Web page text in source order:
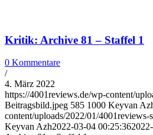
Kritik: Archive 81 – Staffel 1
0 Kommentare
/
4. März 2022
https://4001reviews.de/wp-content/
Beitragsbild.jpeg 585 1000 Keyvan
content/uploads/2022/01/
Keyvan Azh2022-03-04 00:25:36